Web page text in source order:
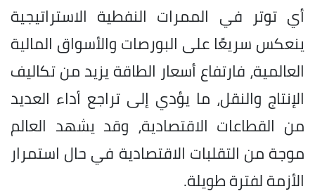
أي توتر في الممرات النفطية الاستراتيجية
ينعكس سريعًا على البورصات والأسواق المالية
العالمية، فارتفاع أسعار الطاقة يزيد من تكاليف
الإنتاج والنقل، ما يؤدي إلى تراجع أداء العديد
من القطاعات الاقتصادية، وقد يشهد العالم
موجة من التقلبات الاقتصادية في حال استمرار
الأزمة لفترة طويلة.